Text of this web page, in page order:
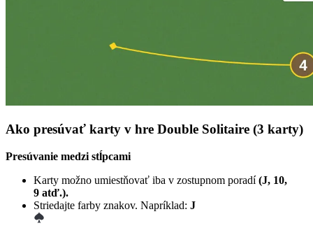
Ako presúvať karty v hre Double Solitaire (3 karty)
Presúvanie medzi stĺpcami
Karty možno umiestňovať iba v zostupnom poradí(J, 10,
9 atď.).
Striedajte farby znakov. Napríklad: J